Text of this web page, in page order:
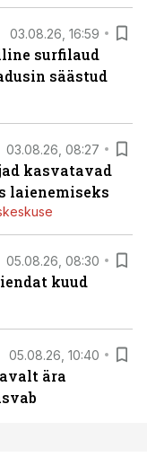
03.08.26, 16:59
surfilaud
säästud
03.08.26, 08:27
kasvatavad
laienemiseks
05.08.26, 08:30
kuud
05.08.26, 10:40
ära